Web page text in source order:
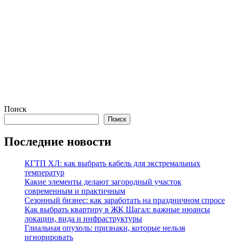
Поиск
Поиск
Последние новости
КГТП ХЛ: как выбрать кабель для экстремальных
температур
Какие элементы делают загородный участок
современным и практичным
Сезонный бизнес: как заработать на праздничном спросе
Как выбрать квартиру в ЖК Шагал: важные нюансы
локации, вида и инфраструктуры
Глиальная опухоль: признаки, которые нельзя
игнорировать